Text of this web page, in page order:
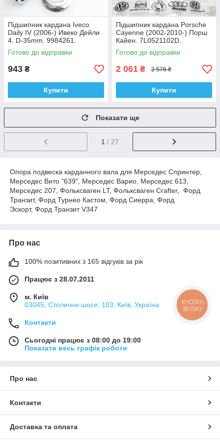
Підшипник кардана Iveco
Daily IV (2006-) Ивеко Дейли
4. D-35mm. 9984261.
Підвісний. Shafer АВСТРІЯ
Готово до відправки
943 ₴
Купити
Підшипник кардана Porsche
Cayenne (2002-2010-) Порш
Кайен. 7L0521102D.
Підвісний. Vag GERMANY
Готово до відправки
2 061 ₴ 2 576 ₴
Купити
Показати ще
1 / 27
Опора подвеска карданного вала для Мерседес Спринтер,
Мерседес Вито "639", Мерседес Варио, Мерседес 613,
Мерседес 207, Фольксваген LT, Фольксваген Crafter, Форд
Транзит, Форд Турнео Кастом, Форд Сиерра, Форд
Эскорт, Форд Транзит V347
Про нас
100% позитивних з 165 відгуків за рік
Працює з 28.07.2011
м. Київ
03045, Столичне шосе, 103, Київ, Україна
Контакти
Сьогодні працює з 08:00 до 19:00
Показати весь графік роботи
Про нас
Контакти
Доставка та оплата
КНОПКА
ЗВ'ЯЗКУ